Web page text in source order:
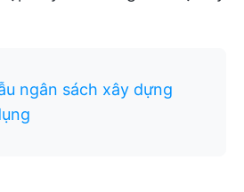
ngân sách xây dựng